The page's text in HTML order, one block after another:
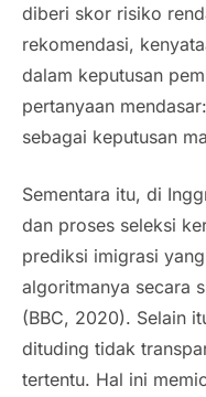
diberi skor risiko
rekomendasi,
dalam keputusan
pertanyaan
sebagai keputusan
Sementara itu, di
dan proses seleksi
prediksi imigrasi
algoritmanya secara
(BBC, 2020). Selain
dituding tidak
tertentu. Hal ini